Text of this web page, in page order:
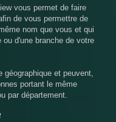
vous permet de faire
de vous permettre de
nom que vous et qui
d'une branche de votre
géographique et peuvent,
portant le même
par département.